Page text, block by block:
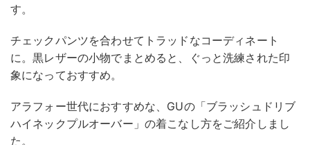
す。
チェックパンツを合わせてトラッドなコーディネート
に。黒レザーの小物でまとめると、ぐっと洗練された印
象になっておすすめ。
アラフォー世代におすすめな、GUの「ブラッシュドリブ
ハイネックプルオーバー」の着こなし方をご紹介しまし
た。